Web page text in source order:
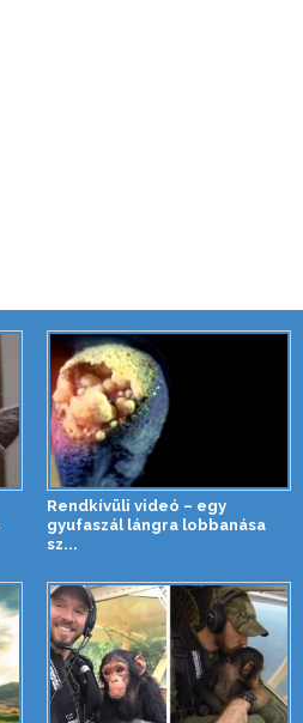
Rendkívüli videó – egy
gyufaszál lángra lobbanása
sz...